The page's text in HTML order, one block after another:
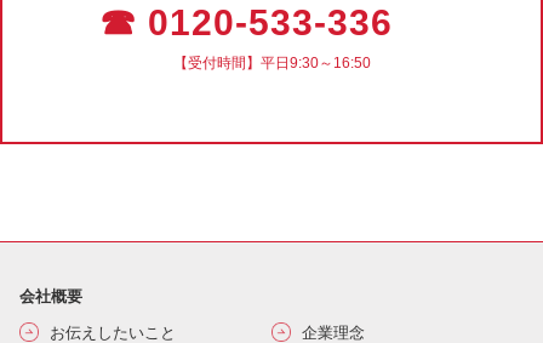
☎ 0120-533-336
【受付時間】平日9:30～16:50
会社概要
お伝えしたいこと
企業理念